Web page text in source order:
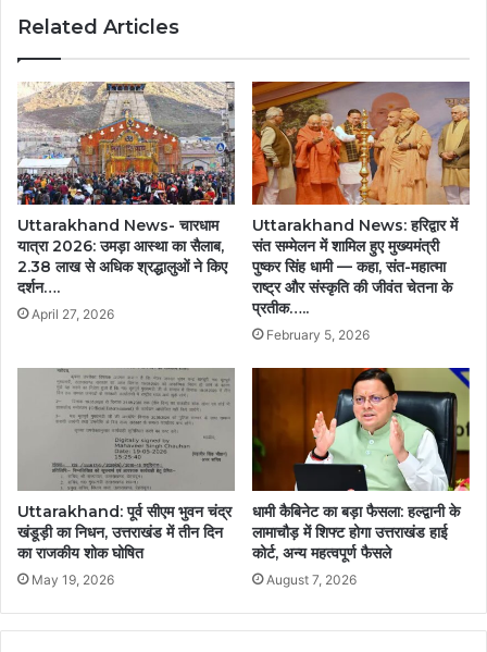
Related Articles
Uttarakhand News- चारधाम
यात्रा 2026: उमड़ा आस्था का सैलाब,
2.38 लाख से अधिक श्रद्धालुओं ने किए
दर्शन….
April 27, 2026
Uttarakhand News: हरिद्वार में
संत सम्मेलन में शामिल हुए मुख्यमंत्री
पुष्कर सिंह धामी — कहा, संत-महात्मा
राष्ट्र और संस्कृति की जीवंत चेतना के
प्रतीक…..
February 5, 2026
Uttarakhand: पूर्व सीएम भुवन चंद्र
खंडूड़ी का निधन, उत्तराखंड में तीन दिन
का राजकीय शोक घोषित
May 19, 2026
धामी कैबिनेट का बड़ा फैसला: हल्द्वानी के
लामाचौड़ में शिफ्ट होगा उत्तराखंड हाई
कोर्ट, अन्य महत्वपूर्ण फैसले
August 7, 2026